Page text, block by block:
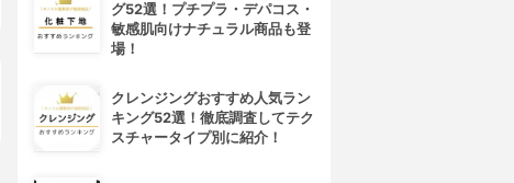
グ52選！プチプラ・デパコス・
敏感肌向けナチュラル商品も登
場！
クレンジングおすすめ人気ラン
キング52選！徹底調査してテク
スチャータイプ別に紹介！